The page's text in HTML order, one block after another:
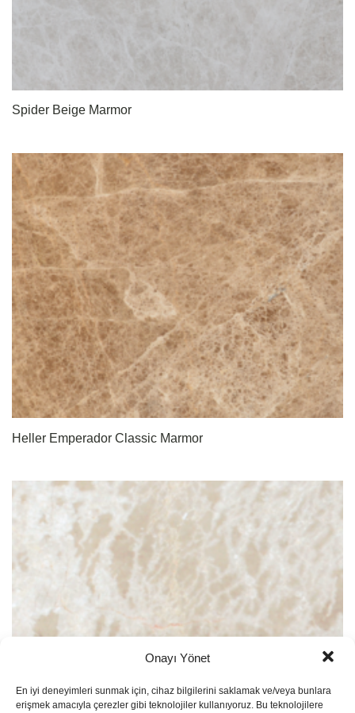
Onayı Yönet
En iyi deneyimleri sunmak için, cihaz bilgilerini saklamak ve/veya bunlara
erişmek amacıyla çerezler gibi teknolojiler kullanıyoruz. Bu teknolojilere
Spider Beige Marmor
Heller Emperador Classic Marmor